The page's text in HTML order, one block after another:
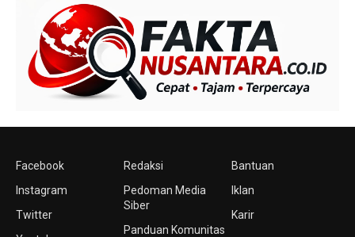
Facebook
Instagram
Twitter
Redaksi
Pedoman Media
Siber
Panduan Komunitas
Bantuan
Iklan
Karir